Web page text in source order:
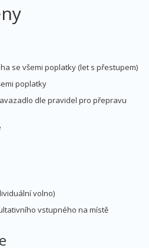
se všemi poplatky (let s přestupem)
poplatky
dle pravidel pro přepravu
volno)
vstupného na místě